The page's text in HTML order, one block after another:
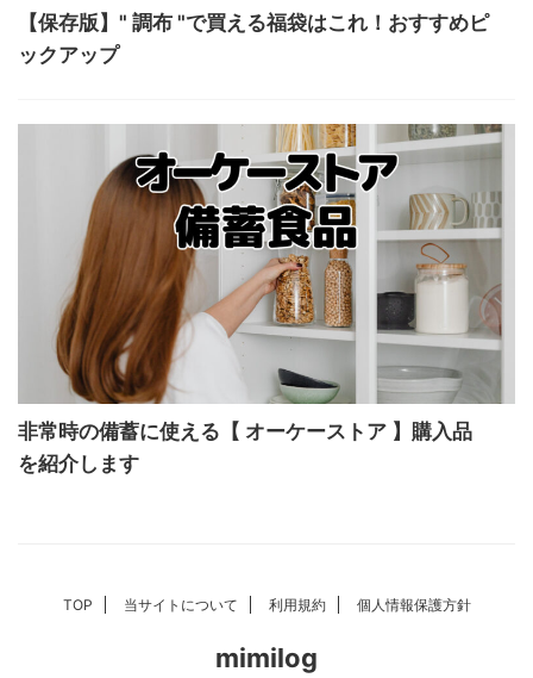
【保存版】" 調布 "で買える福袋はこれ！おすすめピ
ックアップ
非常時の備蓄に使える【 オーケーストア 】購入品
を紹介します
TOP 当サイトについて 利用規約 個人情報保護方針
mimilog